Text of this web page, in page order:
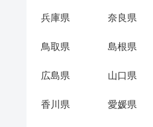
兵庫県 奈良県
鳥取県 島根県
広島県 山口県
香川県 愛媛県